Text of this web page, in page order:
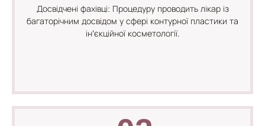
Досвідчені фахівці: Процедуру проводить лікар із
багаторічним досвідом у сфері контурної пластики та
ін’єкційної косметології.